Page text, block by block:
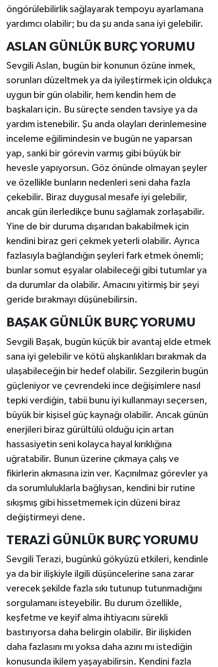
öngörülebilirlik sağlayarak tempoyu ayarlamana
yardımcı olabilir; bu da şu anda sana iyi gelebilir.
ASLAN GÜNLÜK BURÇ YORUMU
Sevgili Aslan, bugün bir konunun özüne inmek,
sorunları düzeltmek ya da iyileştirmek için oldukça
uygun bir gün olabilir, hem kendin hem de
başkaları için. Bu süreçte senden tavsiye ya da
yardım istenebilir. Şu anda olayları derinlemesine
inceleme eğilimindesin ve bugün ne yaparsan
yap, sanki bir görevin varmış gibi büyük bir
hevesle yapıyorsun. Göz önünde olmayan şeyler
ve özellikle bunların nedenleri seni daha fazla
çekebilir. Biraz duygusal mesafe iyi gelebilir,
ancak gün ilerledikçe bunu sağlamak zorlaşabilir.
Yine de bir duruma dışarıdan bakabilmek için
kendini biraz geri çekmek yeterli olabilir. Ayrıca
fazlasıyla bağlandığın şeyleri fark etmek önemli;
bunlar somut eşyalar olabileceği gibi tutumlar ya
da durumlar da olabilir. Amacını yitirmiş bir şeyi
geride bırakmayı düşünebilirsin.
BAŞAK GÜNLÜK BURÇ YORUMU
Sevgili Başak, bugün küçük bir avantaj elde etmek
sana iyi gelebilir ve kötü alışkanlıkları bırakmak da
ulaşabileceğin bir hedef olabilir. Sezgilerin bugün
güçleniyor ve çevrendeki ince değişimlere nasıl
tepki verdiğin, tabii bunu iyi kullanmayı seçersen,
büyük bir kişisel güç kaynağı olabilir. Ancak günün
enerjileri biraz gürültülü olduğu için artan
hassasiyetin seni kolayca hayal kırıklığına
uğratabilir. Bunun üzerine çıkmaya çalış ve
fikirlerin akmasına izin ver. Kaçınılmaz görevler ya
da sorumluluklarla bağlıysan, kendini bir rutine
sıkışmış gibi hissetmemek için düzeni biraz
değiştirmeyi dene.
TERAZİ GÜNLÜK BURÇ YORUMU
Sevgili Terazi, bugünkü gökyüzü etkileri, kendinle
ya da bir ilişkiyle ilgili düşüncelerine sana zarar
verecek şekilde fazla sıkı tutunup tutunmadığını
sorgulamanı isteyebilir. Bu durum özellikle,
keşfetme ve keyif alma ihtiyacını sürekli
bastırıyorsa daha belirgin olabilir. Bir ilişkiden
daha fazlasını mı yoksa daha azını mı istediğin
konusunda ikilem yaşayabilirsin. Kendini fazla